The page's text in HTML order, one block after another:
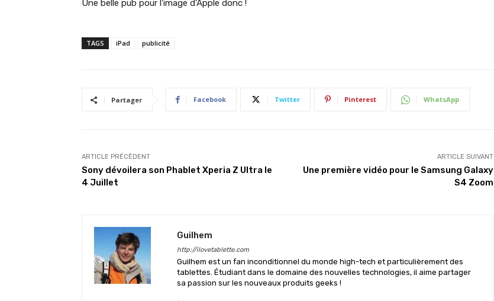
Une belle pub pour l’image d’Apple donc !
TAGS iPad publicité
Partager Facebook Twitter Pinterest WhatsApp
ARTICLE PRÉCÉDENT
Sony dévoilera son Phablet Xperia Z Ultra le
4 Juillet
ARTICLE SUIVANT
Une première vidéo pour le Samsung Galaxy
S4 Zoom
Guilhem
http://ilovetablette.com
Guilhem est un fan inconditionnel du monde high-tech et particulièrement des
tablettes. Étudiant dans le domaine des nouvelles technologies, il aime partager
sa passion sur les nouveaux produits geeks !